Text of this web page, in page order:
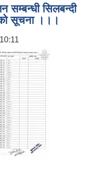
सम्बन्धी सिलबन्दी
सूचना ।।।